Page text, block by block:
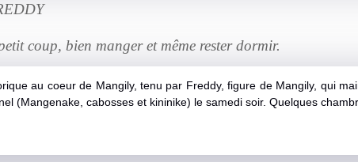
coup, bien manger et même rester dormir.
au coeur de Mangily, tenu par Freddy, figure de Mangily, qui
(Mangenake, cabosses et kininike) le samedi soir. Quelques